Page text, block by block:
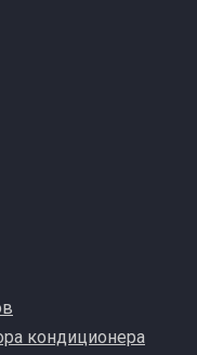
кондиционера